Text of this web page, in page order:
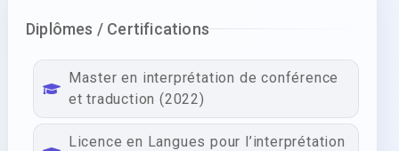
Diplômes / Certifications
Master en interprétation de conférence
et traduction (2022)
Licence en Langues pour l’interprétation